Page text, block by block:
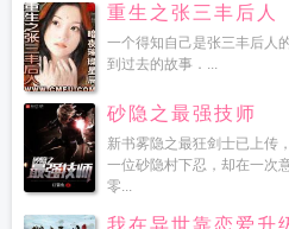
重生之张三丰后人
一个得知自己是张三丰后人
到过去的故事．...
砂隐之最强技师
新书雾隐之最狂剑士已上传
一位砂隐村下忍，却在一次
零...
我在异世靠恋爱升